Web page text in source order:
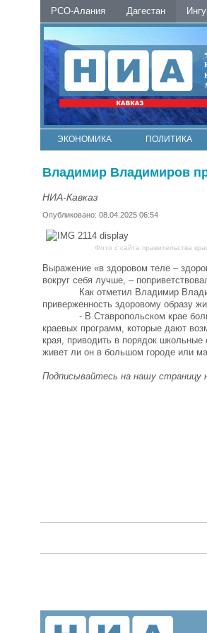
РСО-Алания Дагестан
ЭКОНОМИКА ПОЛИТИКА
Владимир Владимиров
НИА-Кавказ
Опубликовано: 08.04.2025 06:54
Фото с сайта правительства
Выражение «в здоровом теле –
вокруг себя лучше, –
Как отметил Владимир
приверженность здоровому образу
- В Ставропольском крае
краевых программ, которые дают
края, приводить в порядок
живет ли он в большом городе или
Подписывайтесь на нашу страницу